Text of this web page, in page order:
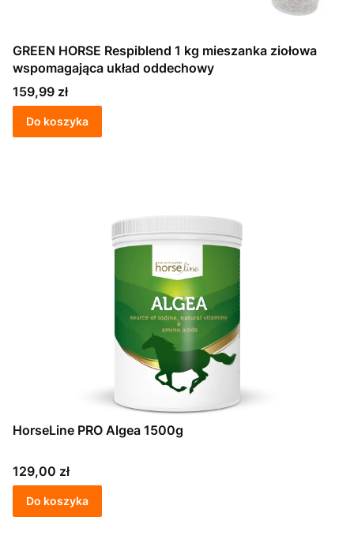
GREEN HORSE Respiblend 1 kg mieszanka ziołowa
wspomagająca układ oddechowy
Cena
159,99 zł
Do koszyka
HorseLine PRO Algea 1500g
Cena
129,00 zł
Do koszyka